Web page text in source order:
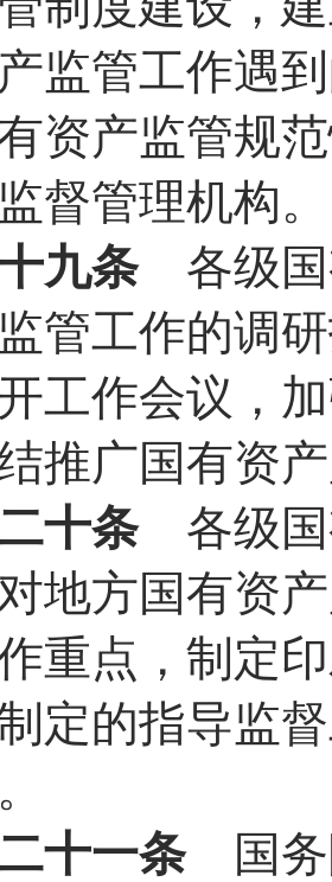
监管工作遇
资产监管规
督管理机构。
九条各级国
管工作的调
工作会议，
推广国有资
十条各级国
地方国有资
重点，制定
定的指导监
十一条国务